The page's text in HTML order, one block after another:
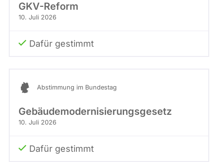
GKV-Reform
10. Juli 2026
Dafür gestimmt
Abstimmung im Bundestag
Gebäudemodernisierungsgesetz
10. Juli 2026
Dafür gestimmt